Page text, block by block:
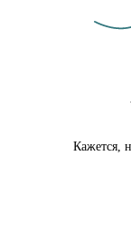
Кажется,